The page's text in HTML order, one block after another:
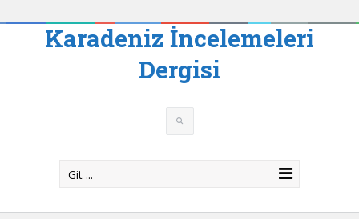
Karadeniz İncelemeleri
Dergisi
Git ...